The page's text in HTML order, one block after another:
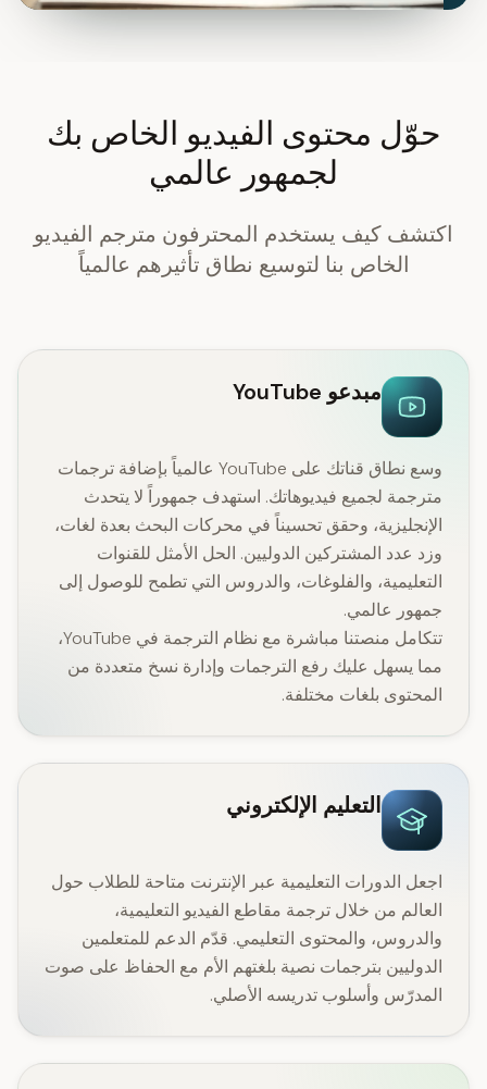
حوّل محتوى الفيديو الخاص بك
لجمهور عالمي
اكتشف كيف يستخدم المحترفون مترجم الفيديو
الخاص بنا لتوسيع نطاق تأثيرهم عالمياً
مبدعو YouTube
وسع نطاق قناتك على YouTube عالمياً بإضافة ترجمات
مترجمة لجميع فيديوهاتك. استهدف جمهوراً لا يتحدث
الإنجليزية، وحقق تحسيناً في محركات البحث بعدة لغات،
وزد عدد المشتركين الدوليين. الحل الأمثل للقنوات
التعليمية، والفلوغات، والدروس التي تطمح للوصول إلى
جمهور عالمي.
تتكامل منصتنا مباشرة مع نظام الترجمة في YouTube،
مما يسهل عليك رفع الترجمات وإدارة نسخ متعددة من
المحتوى بلغات مختلفة.
التعليم الإلكتروني
اجعل الدورات التعليمية عبر الإنترنت متاحة للطلاب حول
العالم من خلال ترجمة مقاطع الفيديو التعليمية،
والدروس، والمحتوى التعليمي. قدّم الدعم للمتعلمين
الدوليين بترجمات نصية بلغتهم الأم مع الحفاظ على صوت
المدرّس وأسلوب تدريسه الأصلي.